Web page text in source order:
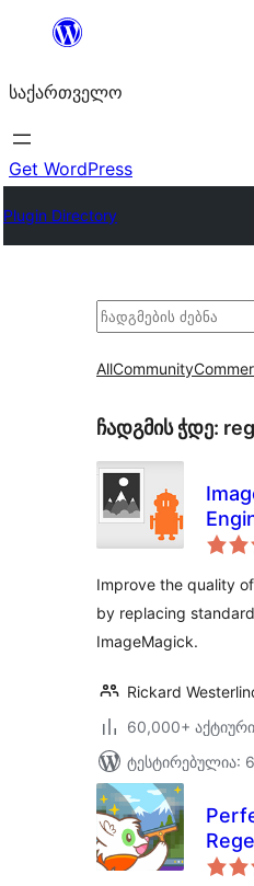
შიგთავსზე
საქართველო
Get WordPress
Plugin Directory
ძებნა
AllCommunity
ჩადგმის ჭდე:
Improve the quality
by replacing
ImageMagick.
Rickard
60,000+
ტესტირებულია: